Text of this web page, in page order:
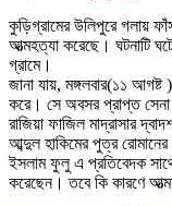
কুড়িগ্রামের উলিপুরে গলায়
আত্মহত্যা করেছে। ঘটনাটি
গ্রামে।
জানা যায়, মঙ্গলবার(১১
করে। সে অবসর প্রাপ্ত সেনা
রাজিয়া ফাজিল মাদ্রাসার
আব্দুল হাকিমের পুত্র
ইসলাম ফুলু এ প্রতিবেদক
করেছেন। তবে কি কারণে